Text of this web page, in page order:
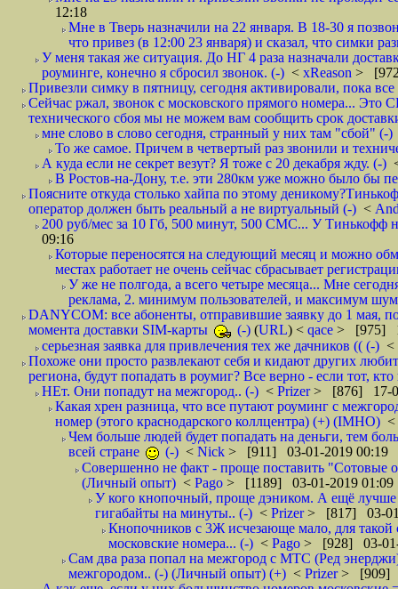
12:18
Мне в Тверь назначили на 22 января. В 18-30 я
что привез (в 12:00 23 января) и сказал, что симки
У меня такая же ситуация. До НГ 4 раза назначали
роуминге, конечно я сбросил звонок. (-) < xReason >
Привезли симку в пятницу, сегодня активировали, пока
Сейчас ржал, звонок с московского прямого номера... Это
технического сбоя мы не можем вам сообщить срок
мне слово в слово сегодня, странный у них там "сбой" (-)
То же самое. Причем в четвертый раз звонили и
А куда если не секрет везут? Я тоже с 20 декабря жду. (-)
В Ростов-на-Дону, т.е. эти 280км уже можно было бы
Поясните откуда столько хайпа по этому
оператор должен быть реальный а не виртуальный (-) <
200 руб/мес за 10 Гб, 500 минут, 500 СМС... У Тинькофф
09:16
Которые переносятся на следующий месяц и можно
местах работает не очень сейчас сбрасывает
У же не полгода, а всего четыре месяца... Мне
реклама, 2. минимум пользователей, и максимум
DANYCOM: все абоненты, отправившие заявку до 1 мая,
момента доставки SIM-карты
(-) (URL) < qace > [975]
серьезная заявка для привлечения тех же дачников (( (-) <
Похоже они просто развлекают себя и кидают других
региона, будут попадать в роумиг? Все верно - если тот,
НЕт. Они попадут на межгород.. (-) < Prizer> [876] 17-
Какая хрен разница, что все путают роуминг с
номер (этого краснодарского коллцентра) (+) (IMHO) <
Чем больше людей будет попадать на деньги, тем
всей стране
(-) < Nick > [911] 03-01-2019 00:19
Совершенно не факт - проще поставить "Сотовые
(Личный опыт) < Pago > [1189] 03-01-2019 01:09
У кого кнопочный, проще дэником. А ещё лучше
гигабайты на минуты.. (-) < Prizer> [817] 03-
Кнопочников с 3Ж исчезающе мало, для такой
московские номера... (-) < Pago > [928] 03-01-
Сам два раза попал на межгород с МТС (Ред
межгородом.. (-) (Личный опыт) (+) < Prizer> [909]